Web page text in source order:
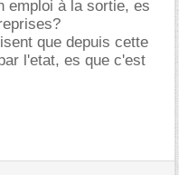
emploi à la sortie, es
que depuis cette
l'etat, es que c'est